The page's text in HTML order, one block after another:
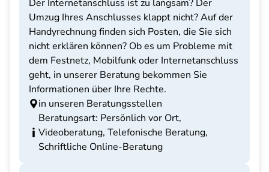
Der Internetanschluss ist zu langsam? Der
Umzug Ihres Anschlusses klappt nicht? Auf der
Handyrechnung finden sich Posten, die Sie sich
nicht erklären können? Ob es um Probleme mit
dem Festnetz, Mobilfunk oder Internetanschluss
geht, in unserer Beratung bekommen Sie
Informationen über Ihre Rechte.
in unseren Beratungsstellen
Beratungsart: Persönlich vor Ort,
Videoberatung, Telefonische Beratung,
Schriftliche Online-Beratung